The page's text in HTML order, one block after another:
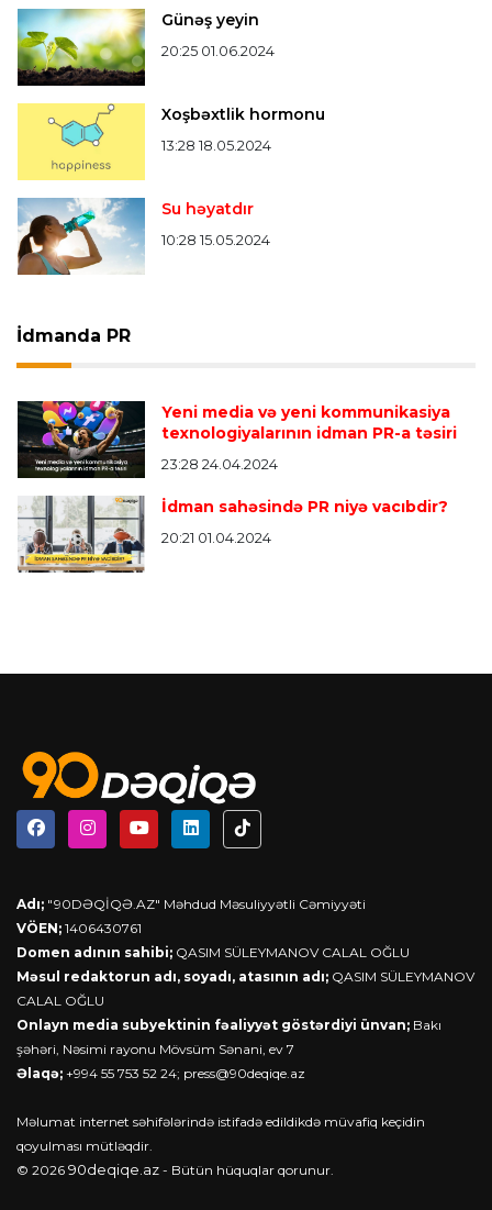
Günəş yeyin
20:25 01.06.2024
Xoşbəxtlik hormonu
13:28 18.05.2024
Su həyatdır
10:28 15.05.2024
İdmanda PR
Yeni media və yeni kommunikasiya
texnologiyalarının idman PR-a təsiri
23:28 24.04.2024
İdman sahəsində PR niyə vacıbdir?
20:21 01.04.2024
Adı; "90DƏQİQƏ.AZ" Məhdud Məsuliyyətli Cəmiyyəti
VÖEN; 1406430761
Domen adının sahibi; QASIM SÜLEYMANOV CALAL OĞLU
Məsul redaktorun adı, soyadı, atasının adı; QASIM SÜLEYMANOV
CALAL OĞLU
Onlayn media subyektinin fəaliyyət göstərdiyi ünvan; Bakı
şəhəri, Nəsimi rayonu Mövsüm Sənani, ev 7
Əlaqə; +994 55 753 52 24; press@90deqiqe.az
Məlumat internet səhifələrində istifadə edildikdə müvafiq keçidin
qoyulması mütləqdir.
© 2026 90deqiqe.az - Bütün hüquqlar qorunur.